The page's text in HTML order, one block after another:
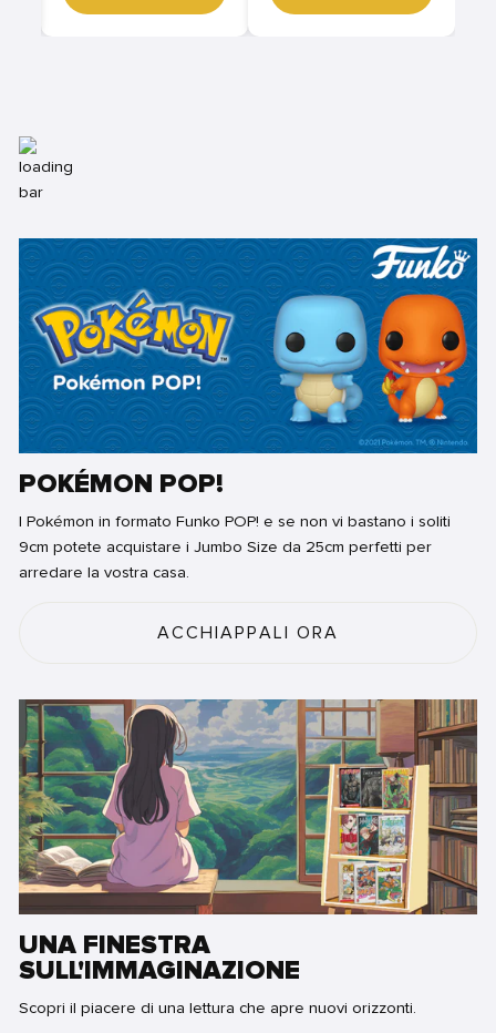
POKÉMON POP!
I Pokémon in formato Funko POP! e se non vi bastano i soliti
9cm potete acquistare i Jumbo Size da 25cm perfetti per
arredare la vostra casa.
ACCHIAPPALI ORA
UNA FINESTRA
SULL'IMMAGINAZIONE
Scopri il piacere di una lettura che apre nuovi orizzonti.